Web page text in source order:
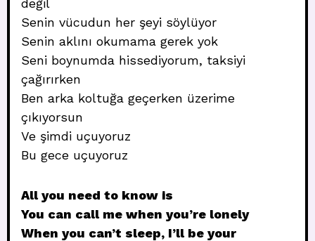
değil
Senin vücudun her şeyi söylüyor
Senin aklını okumama gerek yok
Seni boynumda hissediyorum, taksiyi
çağırırken
Ben arka koltuğa geçerken üzerime
çıkıyorsun
Ve şimdi uçuyoruz
Bu gece uçuyoruz
All you need to know is
You can call me when you’re lonely
When you can’t sleep, I’ll be your